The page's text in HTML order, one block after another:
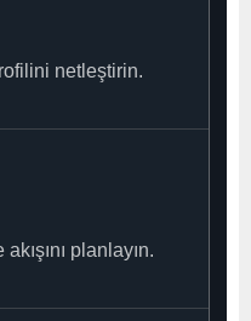
netleştirin.
planlayın.